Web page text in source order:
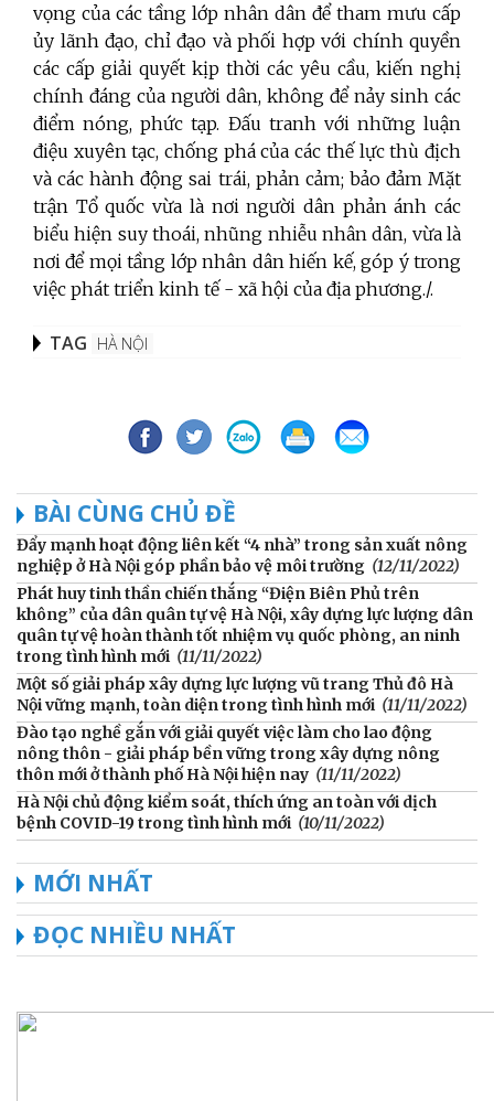
vọng của các tầng lớp nhân dân để tham mưu cấp
ủy lãnh đạo, chỉ đạo và phối hợp với chính quyền
các cấp giải quyết kịp thời các yêu cầu, kiến nghị
chính đáng của người dân, không để nảy sinh các
điểm nóng, phức tạp. Đấu tranh với những luận
điệu xuyên tạc, chống phá của các thế lực thù địch
và các hành động sai trái, phản cảm; bảo đảm Mặt
trận Tổ quốc vừa là nơi người dân phản ánh các
biểu hiện suy thoái, nhũng nhiễu nhân dân, vừa là
nơi để mọi tầng lớp nhân dân hiến kế, góp ý trong
việc phát triển kinh tế - xã hội của địa phương./.
TAG HÀ NỘI
BÀI CÙNG CHỦ ĐỀ
Đẩy mạnh hoạt động liên kết “4 nhà” trong sản xuất nông
nghiệp ở Hà Nội góp phần bảo vệ môi trường (12/11/2022)
Phát huy tinh thần chiến thắng “Điện Biên Phủ trên
không” của dân quân tự vệ Hà Nội, xây dựng lực lượng dân
quân tự vệ hoàn thành tốt nhiệm vụ quốc phòng, an ninh
trong tình hình mới (11/11/2022)
Một số giải pháp xây dựng lực lượng vũ trang Thủ đô Hà
Nội vững mạnh, toàn diện trong tình hình mới (11/11/2022)
Đào tạo nghề gắn với giải quyết việc làm cho lao động
nông thôn - giải pháp bền vững trong xây dựng nông
thôn mới ở thành phố Hà Nội hiện nay (11/11/2022)
Hà Nội chủ động kiểm soát, thích ứng an toàn với dịch
bệnh COVID-19 trong tình hình mới (10/11/2022)
MỚI NHẤT
ĐỌC NHIỀU NHẤT